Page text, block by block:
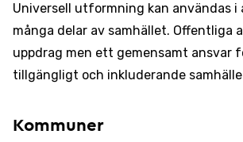
Universell utformning kan användas i
många delar av samhället. Offentliga
uppdrag men ett gemensamt ansvar
tillgängligt och inkluderande
Kommuner